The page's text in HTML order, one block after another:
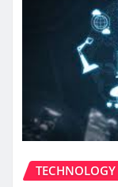
TECHNOLOGY